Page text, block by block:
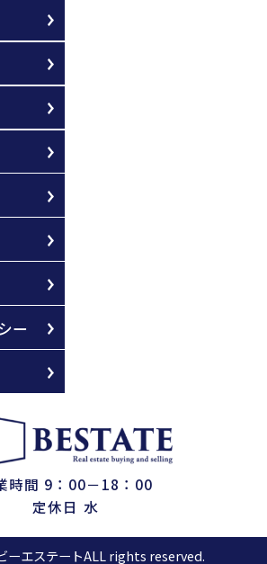
ー
時間 9：00－18：00
定休日 水
ーエステートALL rights reserved.